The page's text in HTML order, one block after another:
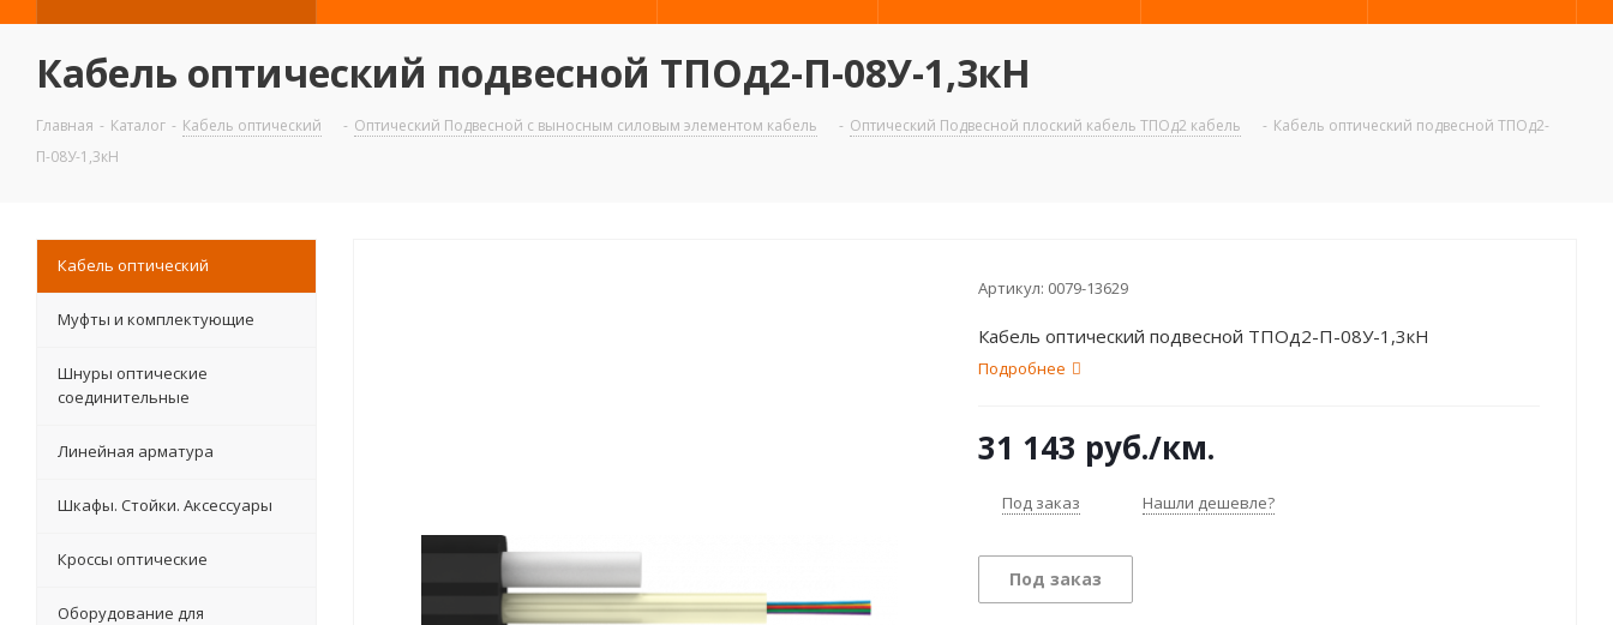
Кабель оптический подвесной ТПОд2-П-08У-1,3кН
Главная - Каталог - Кабель оптический - Оптический Подвесной с выносным силовым элементом кабель - Оптический Подвесной плоский кабель ТПОд2 кабель - Кабель оптический подвесной ТПОд2-
П-08У-1,3кН
Артикул: 0079-13629
Кабель оптический подвесной ТПОд2-П-08У-1,3кН
Подробнее
31 143 руб./км.
Под заказ Нашли дешевле?
Под заказ
Кабель оптический
Муфты и комплектующие
Шнуры оптические
соединительные
Линейная арматура
Шкафы. Стойки. Аксесcуары
Кроссы оптические
Оборудование для